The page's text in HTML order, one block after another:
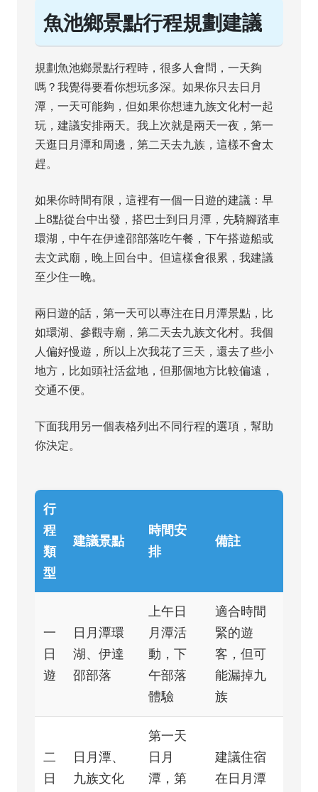
魚池鄉景點行程規劃建議
規劃魚池鄉景點行程時，很多人會問，一天夠
嗎？我覺得要看你想玩多深。如果你只去日月
潭，一天可能夠，但如果你想連九族文化村一起
玩，建議安排兩天。我上次就是兩天一夜，第一
天逛日月潭和周邊，第二天去九族，這樣不會太
趕。
如果你時間有限，這裡有一個一日遊的建議：早
上8點從台中出發，搭巴士到日月潭，先騎腳踏車
環湖，中午在伊達邵部落吃午餐，下午搭遊船或
去文武廟，晚上回台中。但這樣會很累，我建議
至少住一晚。
兩日遊的話，第一天可以專注在日月潭景點，比
如環湖、參觀寺廟，第二天去九族文化村。我個
人偏好慢遊，所以上次我花了三天，還去了些小
地方，比如頭社活盆地，但那個地方比較偏遠，
交通不便。
下面我用另一個表格列出不同行程的選項，幫助
你決定。
行
程
類
型
建議景點
時間安
排
備註
一
日
遊
日月潭環
湖、伊達
邵部落
上午日
月潭活
動，下
午部落
體驗
適合時間
緊的遊
客，但可
能漏掉九
族
二
日
日月潭、
九族文化
第一天
日月
潭，第
建議住宿
在日月潭